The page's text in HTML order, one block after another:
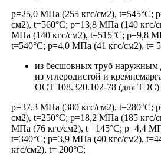
р=25,0 МПа (255 кгс/см2), t=545°С;
см2), t=560°С; р=13,8 МПа (140 кгс/
МПа (140 кгс/см2), t=515°С; р=9,8
t=540°С; р=4,0 МПа (41 кгс/см2), t=
из бесшовных труб наружным
из углеродистой и
ОСТ 108.320.102-78 (для ТЭС)
р=37,3 МПа (380 кгс/см2), t=280°C;
см2), t=250°С; р=18,2 МПа (185 кгс/
МПа (76 кгс/см2), t= 145°С; р=4,4
t=340°С; р=3,9 МПа (40 кгс/см2),
кгс/см2), t= 200°С;